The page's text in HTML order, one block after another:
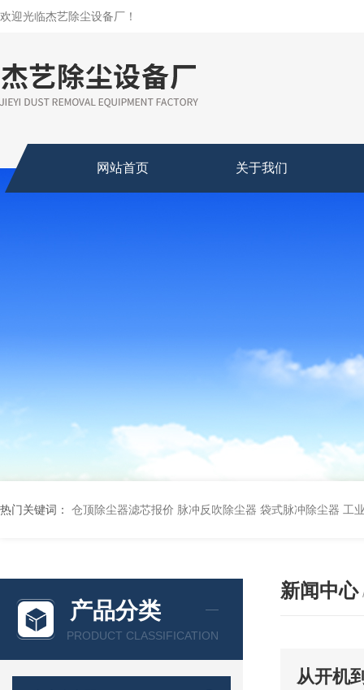
欢迎光临杰艺除尘设备厂！
网站首页 关于我们
热门关键词： 仓顶除尘器滤芯报价 脉冲反吹除尘器 袋式脉冲除尘器 工
产品分类
PRODUCT CLASSIFICATION
新闻中心
从开机